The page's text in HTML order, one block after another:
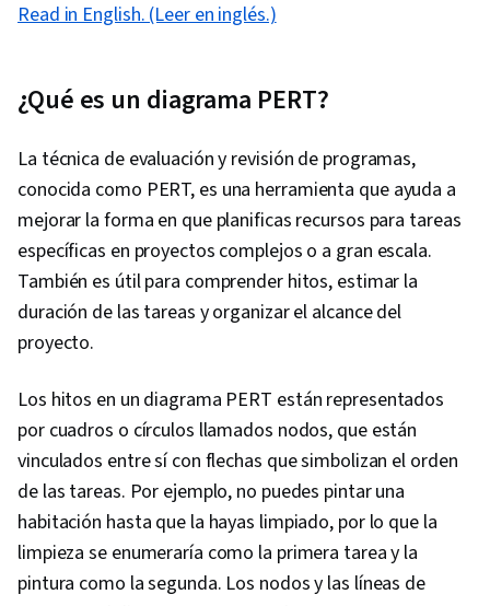
Read in English. (Leer en inglés.)
¿Qué es un diagrama PERT?
La técnica de evaluación y revisión de programas,
conocida como PERT, es una herramienta que ayuda a
mejorar la forma en que planificas recursos para tareas
específicas en proyectos complejos o a gran escala.
También es útil para comprender hitos, estimar la
duración de las tareas y organizar el alcance del
proyecto.
Los hitos en un diagrama PERT están representados
por cuadros o círculos llamados nodos, que están
vinculados entre sí con flechas que simbolizan el orden
de las tareas. Por ejemplo, no puedes pintar una
habitación hasta que la hayas limpiado, por lo que la
limpieza se enumeraría como la primera tarea y la
pintura como la segunda. Los nodos y las líneas de